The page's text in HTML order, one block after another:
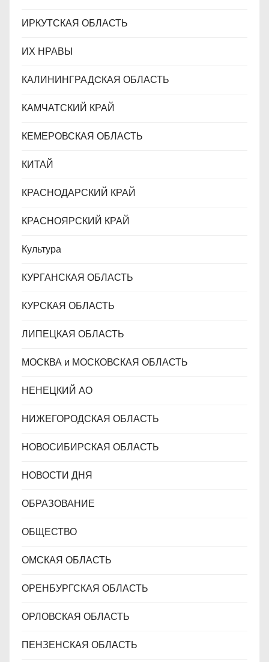
ИРКУТСКАЯ ОБЛАСТЬ
ИХ НРАВЫ
КАЛИНИНГРАДCКАЯ ОБЛАСТЬ
КАМЧАТСКИЙ КРАЙ
КЕМЕРОВСКАЯ ОБЛАСТЬ
КИТАЙ
КРАСНОДАРСКИЙ КРАЙ
КРАСНОЯРСКИЙ КРАЙ
Культура
КУРГАНСКАЯ ОБЛАСТЬ
КУРСКАЯ ОБЛАСТЬ
ЛИПЕЦКАЯ ОБЛАСТЬ
МОСКВА и МОСКОВСКАЯ ОБЛАСТЬ
НЕНЕЦКИЙ АО
НИЖЕГОРОДСКАЯ ОБЛАСТЬ
НОВОСИБИРСКАЯ ОБЛАСТЬ
НОВОСТИ ДНЯ
ОБРАЗОВАНИЕ
ОБЩЕСТВО
ОМСКАЯ ОБЛАСТЬ
ОРЕНБУРГСКАЯ ОБЛАСТЬ
ОРЛОВСКАЯ ОБЛАСТЬ
ПЕНЗЕНСКАЯ ОБЛАСТЬ